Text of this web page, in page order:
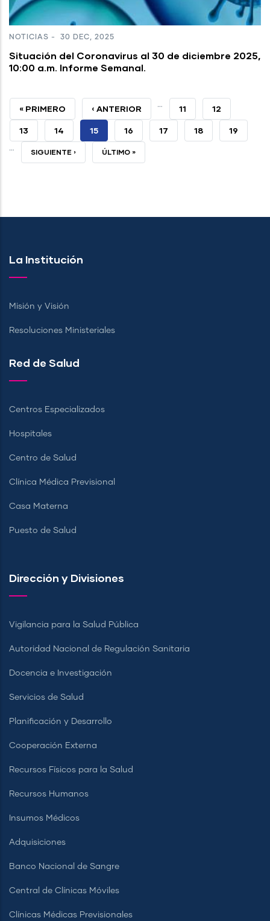
NOTICIAS - 30 DEC, 2025
Situación del Coronavirus al 30 de diciembre 2025,
10:00 a.m. Informe Semanal.
PRIMERA
PÁGINA
« PRIMERO
PÁGINA
ANTERIOR
‹ ANTERIOR … PAGE
11 PAGE
12
PAGE
13 PAGE
14
PÁGINA
ACTUAL
15 PAGE
16 PAGE
17 PAGE
18 PAGE
19
… SIGUIENTE
SIGUIENTE › ÚLTIMA
ÚLTIMO »
La Institución
Misión y Visión
Resoluciones Ministeriales
Red de Salud
Centros Especializados
Hospitales
Centro de Salud
Clínica Médica Previsional
Casa Materna
Puesto de Salud
Dirección y Divisiones
Vigilancia para la Salud Pública
Autoridad Nacional de Regulación Sanitaria
Docencia e Investigación
Servicios de Salud
Planificación y Desarrollo
Cooperación Externa
Recursos Físicos para la Salud
Recursos Humanos
Insumos Médicos
Adquisiciones
Banco Nacional de Sangre
Central de Clínicas Móviles
Clínicas Médicas Previsionales